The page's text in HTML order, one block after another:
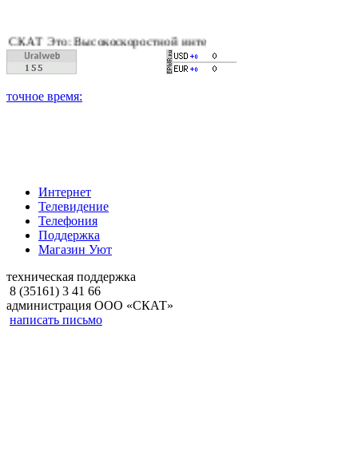
Это: Высокоскоростной интернет, качественное цифровое и
Интернет
Телевидение
Телефония
Поддержка
Магазин Уют
техническая поддержка
8 (35161) 3 41 66
администрация ООО «СКАТ»
написать письмо